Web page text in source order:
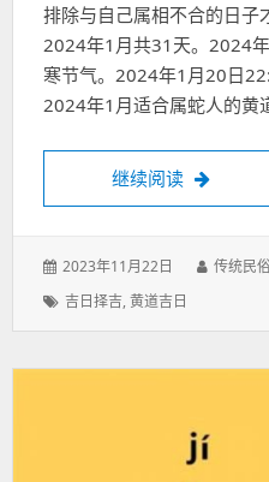
排除与自己属相不合的日子
2024年1月共31天。2024
寒节气。2024年1月20日
2024年1月适合属蛇人的黄
继续阅读 适合属蛇
发
于：
2023年11月22日
作
传统民
标
吉日择吉,黄道吉日